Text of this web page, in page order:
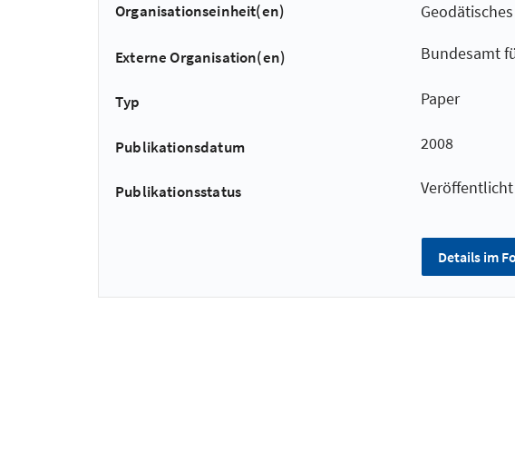
Organisationseinheit(en)
Externe Organisation(en) Bundesamt
Typ Paper
Publikationsdatum 2008
Publikationsstatus Veröffentlicht
Details im